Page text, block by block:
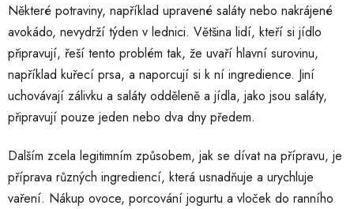
Některé potraviny, například upravené saláty nebo nakrájené
avokádo, nevydrží týden v lednici. Většina lidí, kteří si jídlo
připravují, řeší tento problém tak, že uvaří hlavní surovinu,
například kuřecí prsa, a naporcují si k ní ingredience. Jiní
uchovávají zálivku a saláty odděleně a jídla, jako jsou saláty,
připravují pouze jeden nebo dva dny předem.
Dalším zcela legitimním způsobem, jak se dívat na přípravu, je
příprava různých ingrediencí, která usnadňuje a urychluje
vaření. Nákup ovoce, porcování jogurtu a vloček do ranního